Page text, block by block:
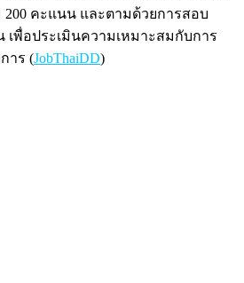
คะแนน และตามด้วยการสอบ
พื่อประเมินความเหมาะสมกับการ
าร (JobThaiDD)